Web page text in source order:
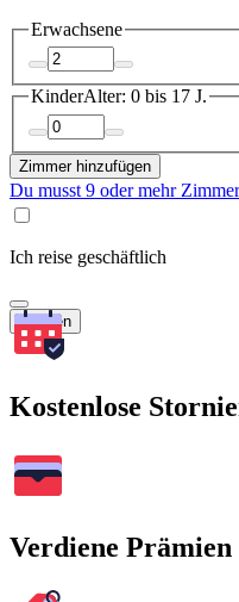
Erwachsene
KinderAlter: 0 bis 17 J.
Zimmer hinzufügen
Du musst 9 oder mehr
Ich reise geschäftlich
Suchen
Kostenlose
Verdiene